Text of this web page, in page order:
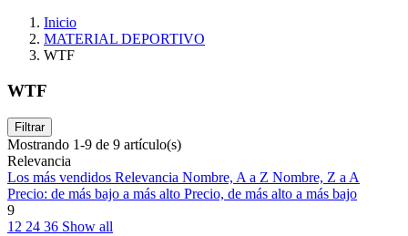
Inicio
MATERIAL DEPORTIVO
WTF
WTF
Filtrar
Mostrando 1-9 de 9 artículo(s)
Relevancia
Los más vendidos Relevancia Nombre, A a Z Nombre, Z a A
Precio: de más bajo a más alto Precio, de más alto a más bajo
9
12 24 36 Show all